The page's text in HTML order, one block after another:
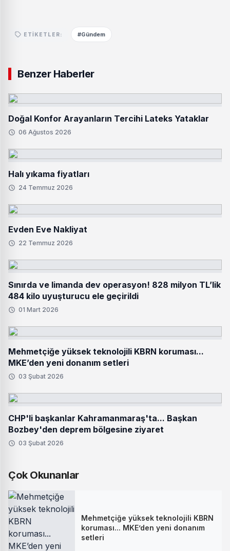
ETIKETLER: #Gündem
Benzer Haberler
Doğal Konfor Arayanların Tercihi Lateks Yataklar
06 Ağustos 2026
Halı yıkama fiyatları
24 Temmuz 2026
Evden Eve Nakliyat
22 Temmuz 2026
Sınırda ve limanda dev operasyon! 828 milyon TL’lik
484 kilo uyuşturucu ele geçirildi
01 Mart 2026
Mehmetçiğe yüksek teknolojili KBRN koruması...
MKE’den yeni donanım setleri
03 Şubat 2026
CHP'li başkanlar Kahramanmaraş'ta... Başkan
Bozbey'den deprem bölgesine ziyaret
03 Şubat 2026
Çok Okunanlar
Mehmetçiğe yüksek teknolojili KBRN
koruması... MKE’den yeni donanım
setleri